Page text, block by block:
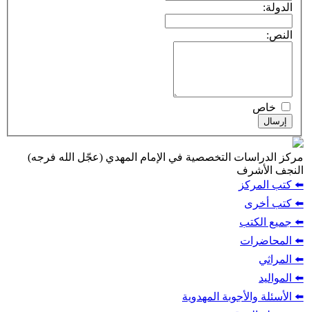
الدولة:
النص:
خاص
إرسال
مركز الدراسات التخصصية في الإمام المهدي (عجّل الله فرجه)
النجف الأشرف
⬅️ كتب المركز
⬅️ كتب أخرى
⬅️ جميع الكتب
⬅️ المحاضرات
⬅️ المراثي
⬅️ المواليد
⬅️ الأسئلة والأجوبة المهدوية